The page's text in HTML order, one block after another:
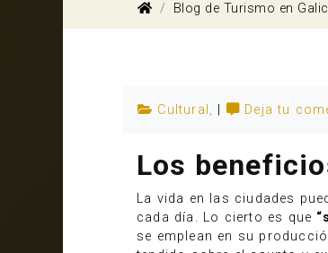
Blog de Turismo en
Cultural , Deja tu
Los
La vida en las ciudades
cada día. Lo cierto es que
se emplean en su